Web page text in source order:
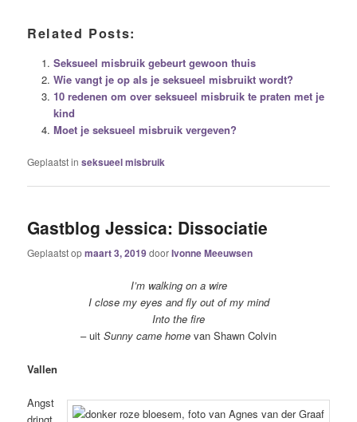
Related Posts:
Seksueel misbruik gebeurt gewoon thuis
Wie vangt je op als je seksueel misbruikt wordt?
10 redenen om over seksueel misbruik te praten met je
kind
Moet je seksueel misbruik vergeven?
Geplaatst in seksueel misbruik
Gastblog Jessica: Dissociatie
Geplaatst opmaart 3, 2019doorIvonne Meeuwsen
I’m walking on a wire
I close my eyes and fly out of my mind
Into the fire
– uit Sunny came home van Shawn Colvin
Vallen
Angst